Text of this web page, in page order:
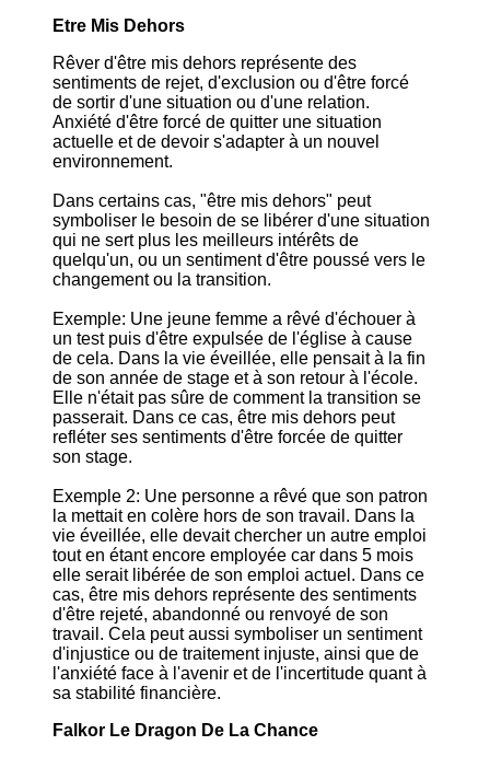
Etre Mis Dehors
Rêver d'être mis dehors représente des
sentiments de rejet, d'exclusion ou d'être forcé
de sortir d'une situation ou d'une relation.
Anxiété d'être forcé de quitter une situation
actuelle et de devoir s'adapter à un nouvel
environnement.
Dans certains cas, "être mis dehors" peut
symboliser le besoin de se libérer d'une situation
qui ne sert plus les meilleurs intérêts de
quelqu'un, ou un sentiment d'être poussé vers le
changement ou la transition.
Exemple: Une jeune femme a rêvé d'échouer à
un test puis d'être expulsée de l'église à cause
de cela. Dans la vie éveillée, elle pensait à la fin
de son année de stage et à son retour à l'école.
Elle n'était pas sûre de comment la transition se
passerait. Dans ce cas, être mis dehors peut
refléter ses sentiments d'être forcée de quitter
son stage.
Exemple 2: Une personne a rêvé que son patron
la mettait en colère hors de son travail. Dans la
vie éveillée, elle devait chercher un autre emploi
tout en étant encore employée car dans 5 mois
elle serait libérée de son emploi actuel. Dans ce
cas, être mis dehors représente des sentiments
d'être rejeté, abandonné ou renvoyé de son
travail. Cela peut aussi symboliser un sentiment
d'injustice ou de traitement injuste, ainsi que de
l'anxiété face à l'avenir et de l'incertitude quant à
sa stabilité financière.
Falkor Le Dragon De La Chance